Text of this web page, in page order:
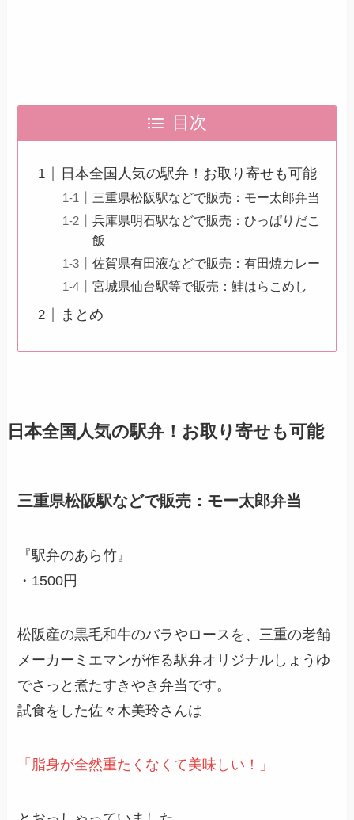
目次
日本全国人気の駅弁！お取り寄せも可能
三重県松阪駅などで販売：モー太郎弁当
兵庫県明石駅などで販売：ひっぱりだこ
飯
佐賀県有田液などで販売：有田焼カレー
宮城県仙台駅等で販売：鮭はらこめし
まとめ
日本全国人気の駅弁！お取り寄せも可能
三重県松阪駅などで販売：モー太郎弁当
『駅弁のあら竹』
・1500円
松阪産の黒毛和牛のバラやロースを、三重の老舗
メーカーミエマンが作る駅弁オリジナルしょうゆ
でさっと煮たすきやき弁当です。
試食をした佐々木美玲さんは
「脂身が全然重たくなくて美味しい！」